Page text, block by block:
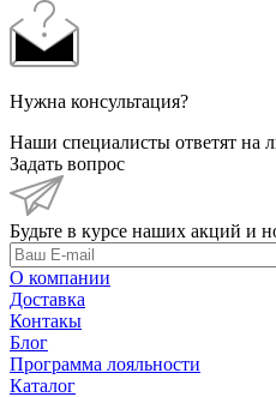
Нужна консультация?
Наши специалисты ответят на
Задать вопрос
Будьте в курсе наших акций и
О компании
Доставка
Контакы
Блог
Программа лояльности
Каталог